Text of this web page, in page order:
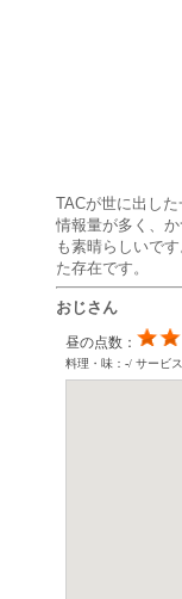
TACが世に出し
情報量が多く、
も素晴らしいで
た存在です。
おじさん